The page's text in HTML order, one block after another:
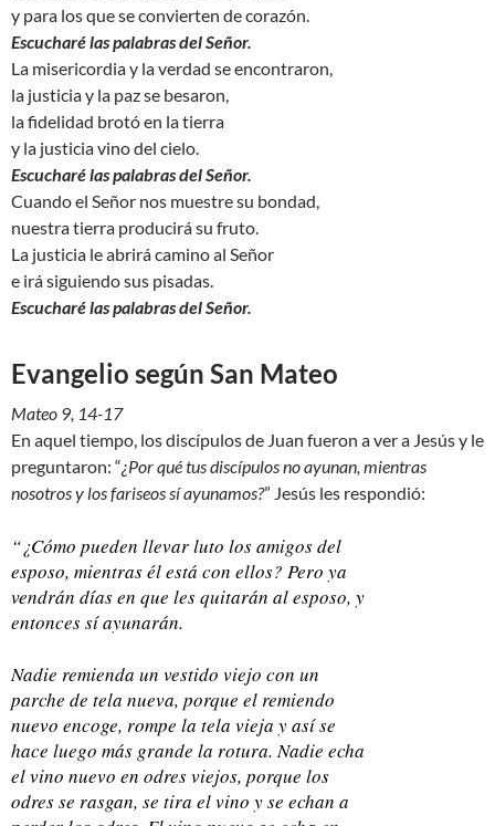
y para los que se convierten de corazón.
Escucharé las palabras del Señor.
La misericordia y la verdad se encontraron,
la justicia y la paz se besaron,
la fidelidad brotó en la tierra
y la justicia vino del cielo.
Escucharé las palabras del Señor.
Cuando el Señor nos muestre su bondad,
nuestra tierra producirá su fruto.
La justicia le abrirá camino al Señor
e irá siguiendo sus pisadas.
Escucharé las palabras del Señor.
Evangelio según San Mateo
Mateo 9, 14-17
En aquel tiempo, los discípulos de Juan fueron a ver a Jesús y le
preguntaron: “¿Por qué tus discípulos no ayunan, mientras
nosotros y los fariseos sí ayunamos?” Jesús les respondió:
“¿Cómo pueden llevar luto los amigos del
esposo, mientras él está con ellos? Pero ya
vendrán días en que les quitarán al esposo, y
entonces sí ayunarán.
Nadie remienda un vestido viejo con un
parche de tela nueva, porque el remiendo
nuevo encoge, rompe la tela vieja y así se
hace luego más grande la rotura. Nadie echa
el vino nuevo en odres viejos, porque los
odres se rasgan, se tira el vino y se echan a